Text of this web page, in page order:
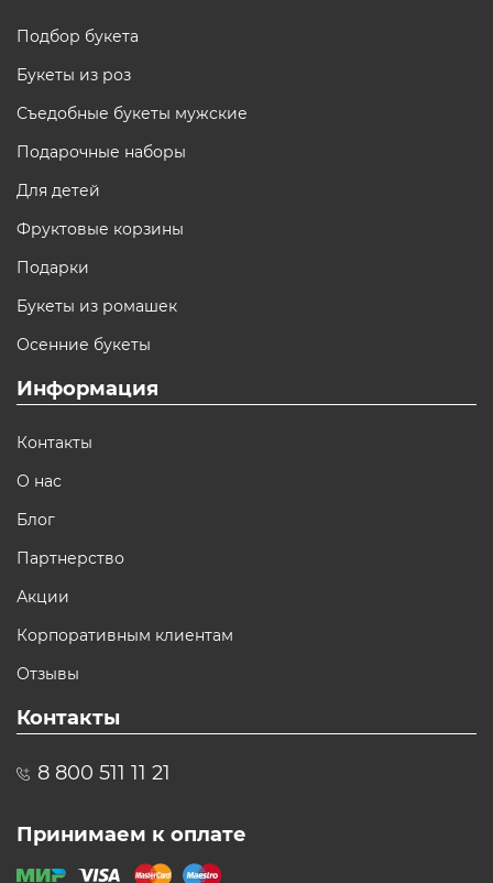
Подбор букета
Букеты из роз
Съедобные букеты мужские
Подарочные наборы
Для детей
Фруктовые корзины
Подарки
Букеты из ромашек
Осенние букеты
Информация
Контакты
О нас
Блог
Партнерство
Акции
Корпоративным клиентам
Отзывы
Контакты
8 800 511 11 21
Принимаем к оплате